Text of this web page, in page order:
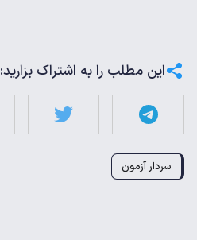
این مطلب را به اشتراک بزارید:
سردار آزمون